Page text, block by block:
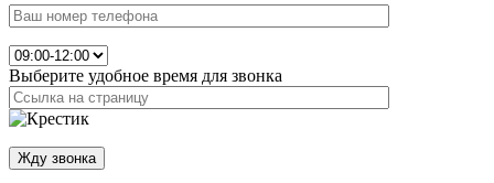
Выберите удобное время для звонка